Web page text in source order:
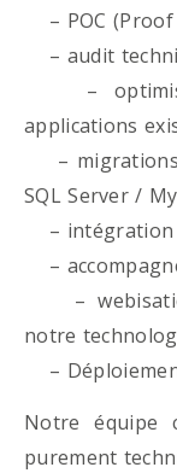
– POC (Proof
– audit
–
applications
– migrations
SQL Server /
– intégration
–
–
notre
–
Notre équipe
purement